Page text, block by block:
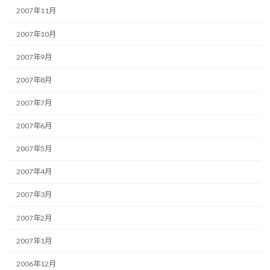
2007年11月
2007年10月
2007年9月
2007年8月
2007年7月
2007年6月
2007年5月
2007年4月
2007年3月
2007年2月
2007年1月
2006年12月